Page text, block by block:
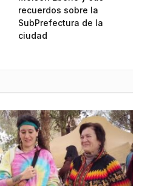
recuerdos sobre la
SubPrefectura de la
ciudad